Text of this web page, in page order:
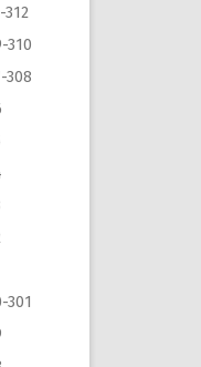
310
308
301